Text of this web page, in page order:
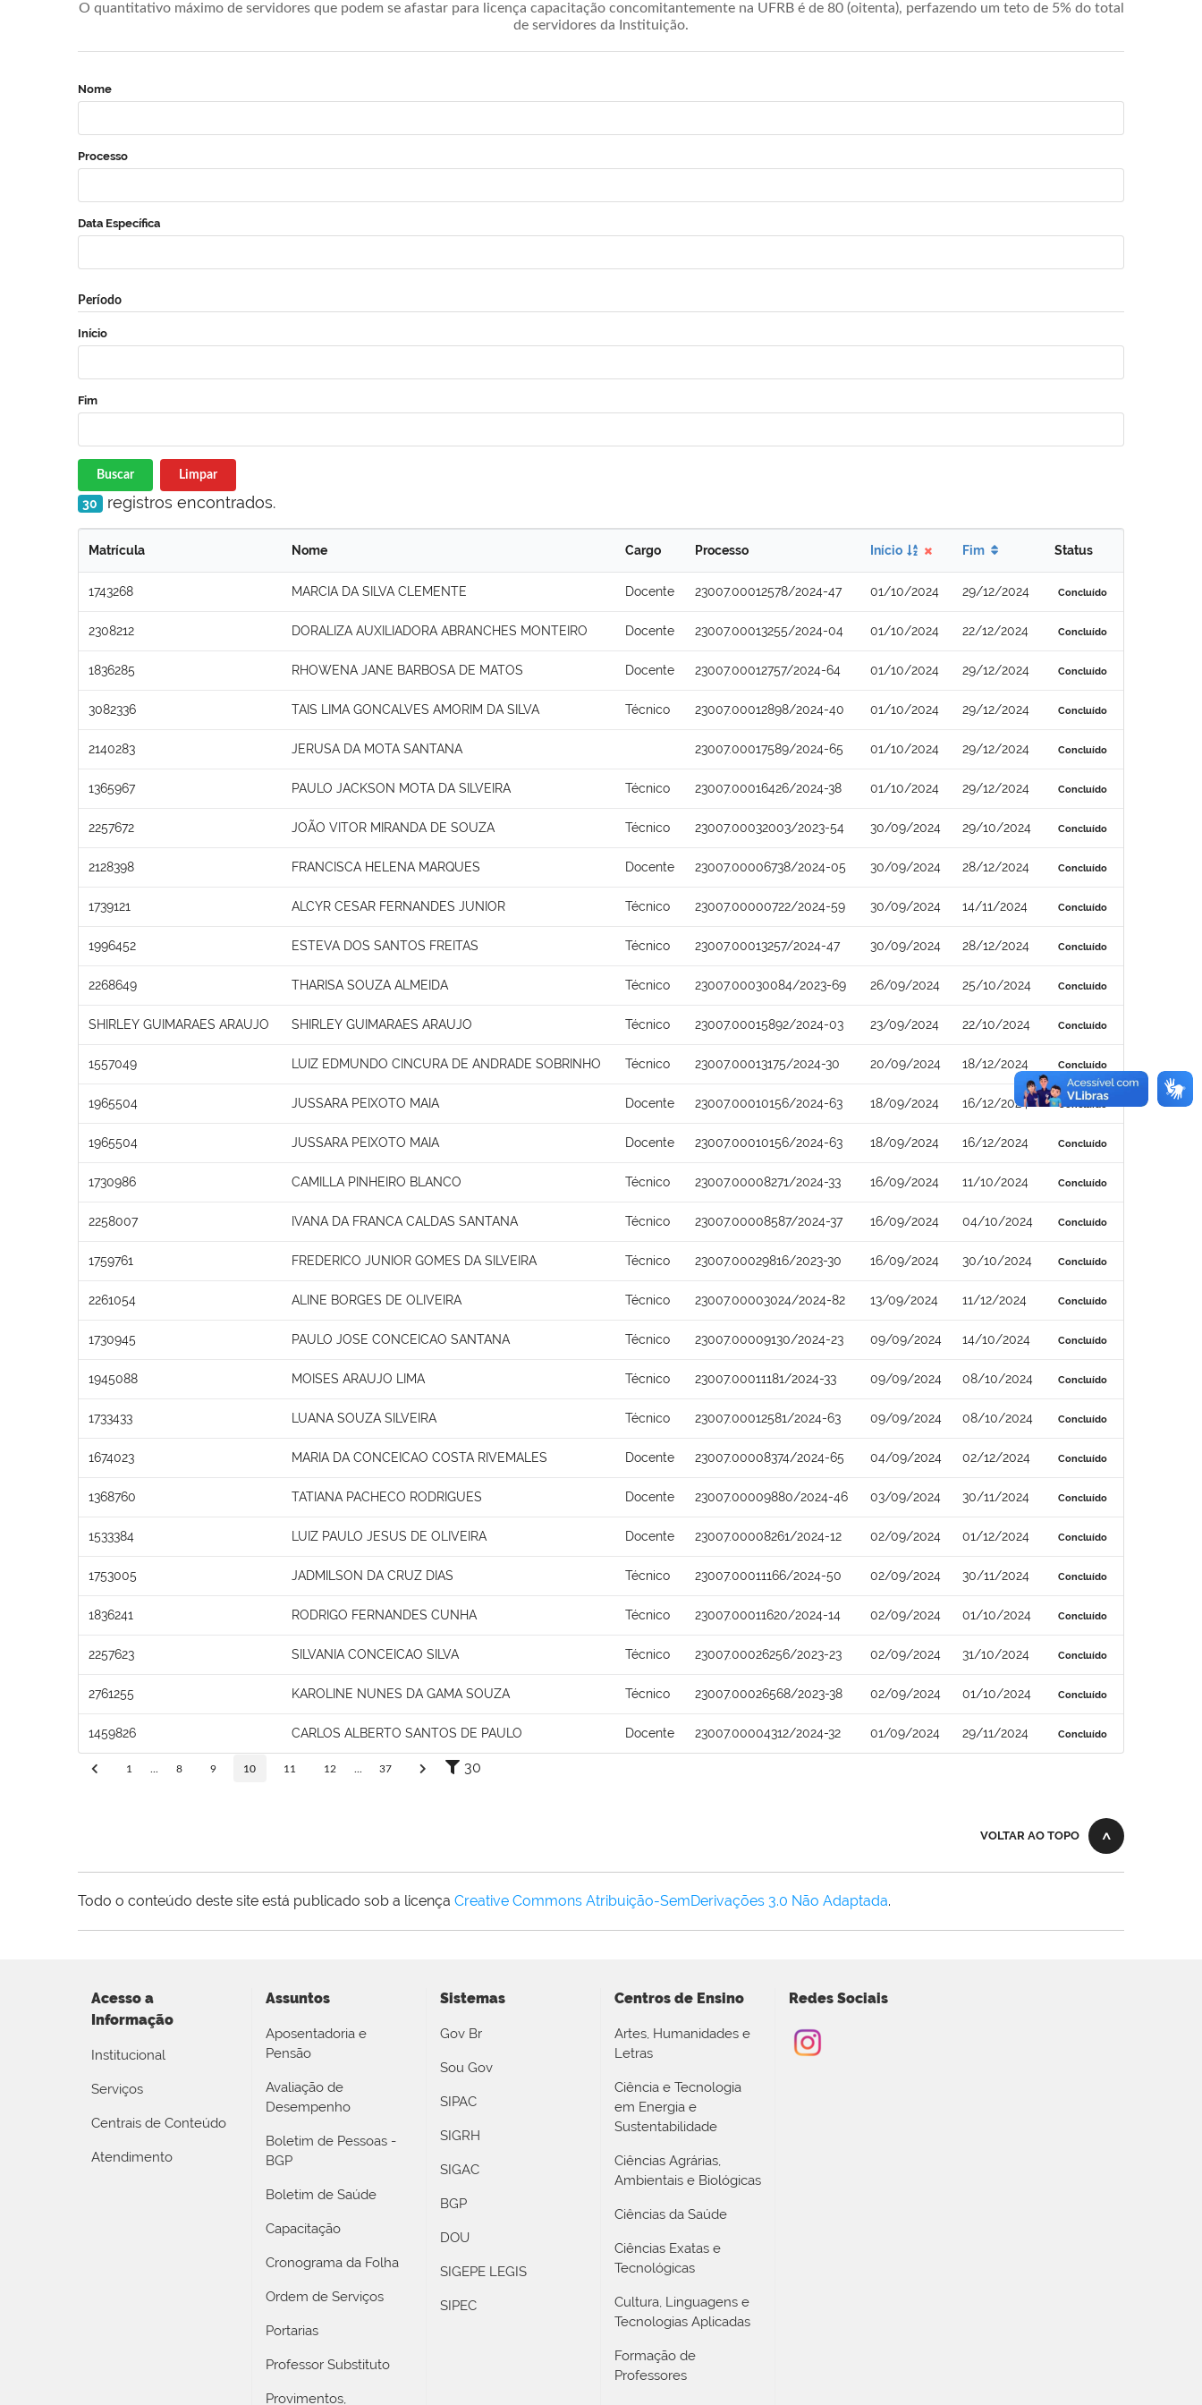
O quantitativo máximo de servidores que podem se afastar para licença capacitação concomitantemente na UFRB é de 80 (oitenta), perfazendo um teto de 5% do total
de servidores da Instituição.
Nome
Processo
Data Específica
Período
Início
Fim
Buscar Limpar
30 registros encontrados.
Matrícula Nome Cargo Processo Início Fim Status
1743268 MARCIA DA SILVA CLEMENTE Docente 23007.00012578/2024-47 01/10/2024 29/12/2024 Concluído
2308212 DORALIZA AUXILIADORA ABRANCHES MONTEIRO Docente 23007.00013255/2024-04 01/10/2024 22/12/2024 Concluído
1836285 RHOWENA JANE BARBOSA DE MATOS Docente 23007.00012757/2024-64 01/10/2024 29/12/2024 Concluído
3082336 TAIS LIMA GONCALVES AMORIM DA SILVA Técnico 23007.00012898/2024-40 01/10/2024 29/12/2024 Concluído
2140283 JERUSA DA MOTA SANTANA 23007.00017589/2024-65 01/10/2024 29/12/2024 Concluído
1365967 PAULO JACKSON MOTA DA SILVEIRA Técnico 23007.00016426/2024-38 01/10/2024 29/12/2024 Concluído
2257672 JOÃO VITOR MIRANDA DE SOUZA Técnico 23007.00032003/2023-54 30/09/2024 29/10/2024 Concluído
2128398 FRANCISCA HELENA MARQUES Docente 23007.00006738/2024-05 30/09/2024 28/12/2024 Concluído
1739121 ALCYR CESAR FERNANDES JUNIOR Técnico 23007.00000722/2024-59 30/09/2024 14/11/2024 Concluído
1996452 ESTEVA DOS SANTOS FREITAS Técnico 23007.00013257/2024-47 30/09/2024 28/12/2024 Concluído
2268649 THARISA SOUZA ALMEIDA Técnico 23007.00030084/2023-69 26/09/2024 25/10/2024 Concluído
SHIRLEY GUIMARAES ARAUJO SHIRLEY GUIMARAES ARAUJO Técnico 23007.00015892/2024-03 23/09/2024 22/10/2024 Concluído
1557049 LUIZ EDMUNDO CINCURA DE ANDRADE SOBRINHO Técnico 23007.00013175/2024-30 20/09/2024 18/12/2024 Concluído
1965504 JUSSARA PEIXOTO MAIA Docente 23007.00010156/2024-63 18/09/2024 16/12/2024 Concluído
1965504 JUSSARA PEIXOTO MAIA Docente 23007.00010156/2024-63 18/09/2024 16/12/2024 Concluído
1730986 CAMILLA PINHEIRO BLANCO Técnico 23007.00008271/2024-33 16/09/2024 11/10/2024 Concluído
2258007 IVANA DA FRANCA CALDAS SANTANA Técnico 23007.00008587/2024-37 16/09/2024 04/10/2024 Concluído
1759761 FREDERICO JUNIOR GOMES DA SILVEIRA Técnico 23007.00029816/2023-30 16/09/2024 30/10/2024 Concluído
2261054 ALINE BORGES DE OLIVEIRA Técnico 23007.00003024/2024-82 13/09/2024 11/12/2024 Concluído
1730945 PAULO JOSE CONCEICAO SANTANA Técnico 23007.00009130/2024-23 09/09/2024 14/10/2024 Concluído
1945088 MOISES ARAUJO LIMA Técnico 23007.00011181/2024-33 09/09/2024 08/10/2024 Concluído
1733433 LUANA SOUZA SILVEIRA Técnico 23007.00012581/2024-63 09/09/2024 08/10/2024 Concluído
1674023 MARIA DA CONCEICAO COSTA RIVEMALES Docente 23007.00008374/2024-65 04/09/2024 02/12/2024 Concluído
1368760 TATIANA PACHECO RODRIGUES Docente 23007.00009880/2024-46 03/09/2024 30/11/2024 Concluído
1533384 LUIZ PAULO JESUS DE OLIVEIRA Docente 23007.00008261/2024-12 02/09/2024 01/12/2024 Concluído
1753005 JADMILSON DA CRUZ DIAS Técnico 23007.00011166/2024-50 02/09/2024 30/11/2024 Concluído
1836241 RODRIGO FERNANDES CUNHA Técnico 23007.00011620/2024-14 02/09/2024 01/10/2024 Concluído
2257623 SILVANIA CONCEICAO SILVA Técnico 23007.00026256/2023-23 02/09/2024 31/10/2024 Concluído
2761255 KAROLINE NUNES DA GAMA SOUZA Técnico 23007.00026568/2023-38 02/09/2024 01/10/2024 Concluído
1459826 CARLOS ALBERTO SANTOS DE PAULO Docente 23007.00004312/2024-32 01/09/2024 29/11/2024 Concluído
1 8 9 10 11 12 37 30
VOLTAR AO TOPO
Todo o conteúdo deste site está publicado sob a licença Creative Commons Atribuição-SemDerivações 3.0 Não Adaptada.
Acesso a
Informação
Institucional
Serviços
Centrais de Conteúdo
Atendimento
Assuntos
Aposentadoria e
Pensão
Avaliação de
Desempenho
Boletim de Pessoas -
BGP
Boletim de Saúde
Capacitação
Cronograma da Folha
Ordem de Serviços
Portarias
Professor Substituto
Provimentos,
Sistemas
Gov Br
Sou Gov
SIPAC
SIGRH
SIGAC
BGP
DOU
SIGEPE LEGIS
SIPEC
Centros de Ensino
Artes, Humanidades e
Letras
Ciência e Tecnologia
em Energia e
Sustentabilidade
Ciências Agrárias,
Ambientais e Biológicas
Ciências da Saúde
Ciências Exatas e
Tecnológicas
Cultura, Linguagens e
Tecnologias Aplicadas
Formação de
Professores
Redes Sociais